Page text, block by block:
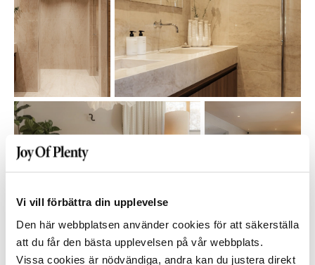
Vi vill förbättra din upplevelse
Den här webbplatsen använder cookies för att säkerställa
att du får den bästa upplevelsen på vår webbplats.
Vissa cookies är nödvändiga, andra kan du justera direkt